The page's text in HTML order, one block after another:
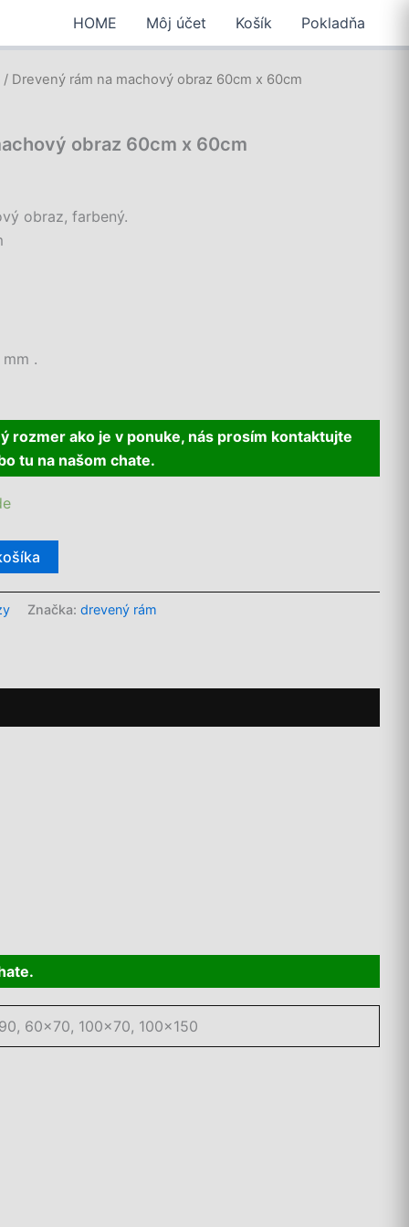
HOME Môj účet Košík Pokladňa
/ Drevený rám na machový obraz 60cm x 60cm
obraz 60cm x 60cm
obraz, farbený.
.
rozmer ako je v ponuke, nás prosím kontaktujte
tu na našom chate.
Značka:drevený rám
60×70, 100×70, 100×150